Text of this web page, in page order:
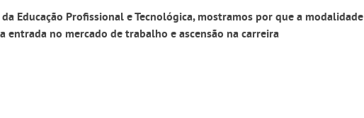
Educação Profissional e Tecnológica, mostramos por que a modalidade
entrada no mercado de trabalho e ascensão na carreira